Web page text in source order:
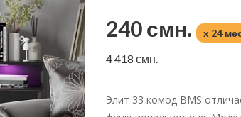
240 смн. x 24
4 418 смн.
Элит 33 комод BMS